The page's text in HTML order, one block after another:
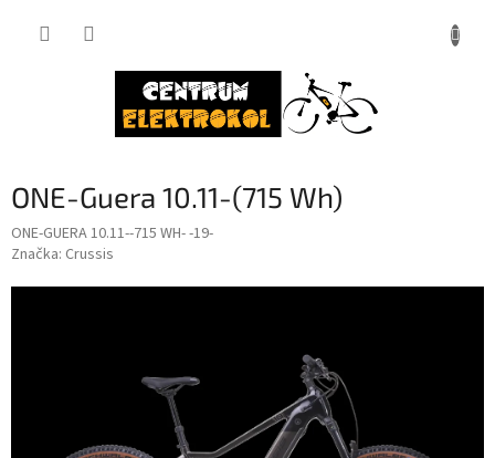
ONE-Guera 10.11-(715 Wh)
ONE-GUERA 10.11--715 WH- -19-
Značka: Crussis